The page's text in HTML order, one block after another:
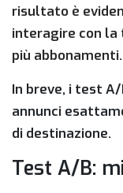
risultato è
interagire con la
più abbonamenti.
In breve, i test
annunci
di destinazione.
Test A/B: